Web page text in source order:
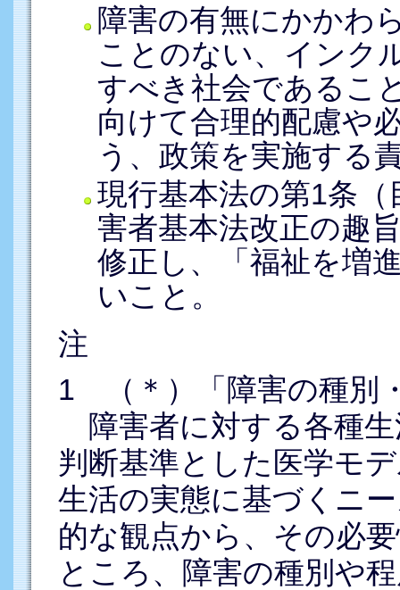
障害の有無にかかわ
ことのない、インク
すべき社会であるこ
向けて合理的配慮や
う、政策を実施する
現行基本法の第1条
害者基本法改正の趣
修正し、「福祉を増
いこと。
注
1 （＊）「障害の種別
障害者に対する各種生
判断基準とした医学モ
生活の実態に基づくニ
的な観点から、その必
ところ、障害の種別や